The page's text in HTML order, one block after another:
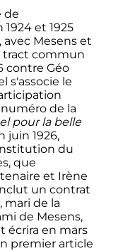
de
et 1925
Mesens et
tract commun
contre Géo
s'associe le
de la
pour la belle
juin 1926,
du
que
et Irène
un contrat
mari de la
de Mesens,
écrira en mars
premier article